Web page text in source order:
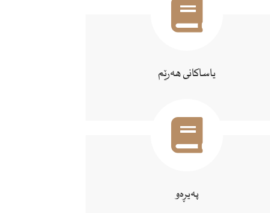
یاساکانی هەرێم
پەیڕەو